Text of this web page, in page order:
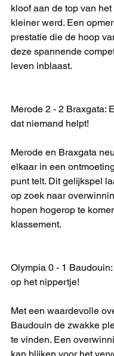
kloof aan de top van
kleiner werd. Een
prestatie die de hoop
deze spannende
leven inblaast.
Merode 2 - 2 Braxgata:
dat niemand helpt!
Merode en Braxgata
elkaar in een
punt telt. Dit gelijkspel
op zoek naar
hopen hogerop te
klassement.
Olympia 0 - 1
op het nippertje!
Met een waardevolle
Baudouin de zwakke
te vinden. Een